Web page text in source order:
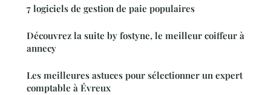
7 logiciels de gestion de paie populaires
Découvrez la suite by fostyne, le meilleur coiffeur à
annecy
Les meilleures astuces pour sélectionner un expert
comptable à Évreux